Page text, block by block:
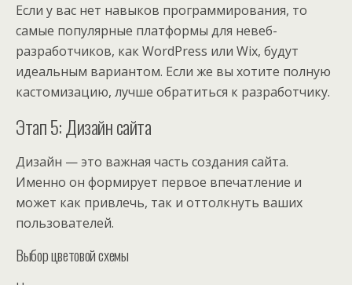
Если у вас нет навыков программирования, то
самые популярные платформы для невеб-
разработчиков, как WordPress или Wix, будут
идеальным вариантом. Если же вы хотите полную
кастомизацию, лучше обратиться к разработчику.
Этап 5: Дизайн сайта
Дизайн — это важная часть создания сайта.
Именно он формирует первое впечатление и
может как привлечь, так и оттолкнуть ваших
пользователей.
Выбор цветовой схемы